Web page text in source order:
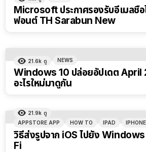
Microsoft ประกาศรองรับอีเมลชื่
ฟอนต์ TH Sarabun New
21.6k ดู NEWS
Windows 10 ปล่อยอัปเดต April
อะไรใหม่มาดูกัน
21.9k ดู
APPSTORE APP
HOW TO IPAD IPHONE
วิธีส่งรูปจาก iOS ไปยัง
Fi